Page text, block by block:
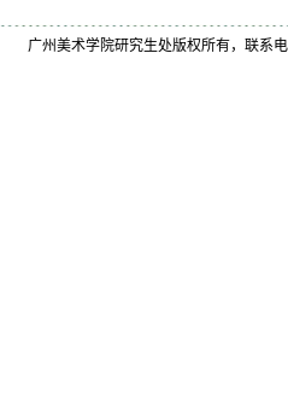
广州美术学院研究生处版权所有，联系